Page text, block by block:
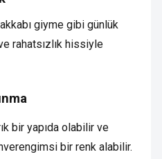
giyme gibi günlük
rahatsızlık hissiyle
bir yapıda olabilir ve
bir renk alabilir.